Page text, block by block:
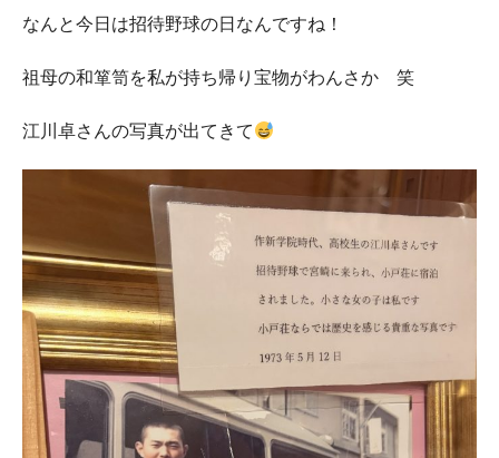
なんと今日は招待野球の日なんですね！
祖母の和箪笥を私が持ち帰り宝物がわんさか 笑
江川卓さんの写真が出てきて